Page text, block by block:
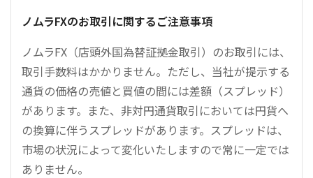
ノムラFXのお取引に関するご注意事項
ノムラFX（店頭外国為替証拠金取引）のお取引には、
取引手数料はかかりません。ただし、当社が提示する
通貨の価格の売値と買値の間には差額（スプレッド）
があります。また、非対円通貨取引においては円貨へ
の換算に伴うスプレッドがあります。スプレッドは、
市場の状況によって変化いたしますので常に一定では
ありません。